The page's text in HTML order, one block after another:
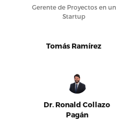
Gerente de Proyectos en un
Startup
Tomás Ramírez
Dr. Ronald Collazo
Pagán